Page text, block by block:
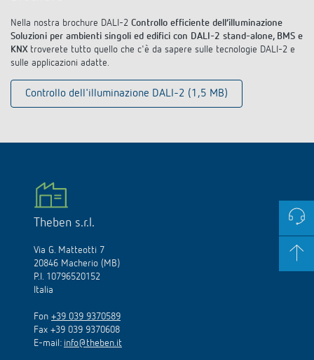
Nella nostra brochure DALI-2 Controllo efficiente dell‘illuminazione
Soluzioni per ambienti singoli ed edifici con DALI-2 stand-alone, BMS e
KNXtroverete tutto quello che c'è da sapere sulle tecnologie DALI-2 e
sulle applicazioni adatte.
Controllo dell'illuminazione DALI-2 (1,5 MB)
Theben s.r.l.
Via G. Matteotti 7
20846 Macherio (MB)
P.I. 10796520152
Italia
Fon +39 039 9370589
Fax +39 039 9370608
E-mail: info@theben.it